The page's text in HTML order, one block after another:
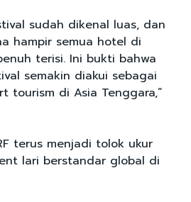
sudah dikenal luas, dan
hampir semua hotel di
terisi. Ini bukti bahwa
semakin diakui sebagai
tourism di Asia Tenggara,”
terus menjadi tolok ukur
lari berstandar global di